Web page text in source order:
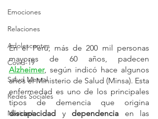
Emociones
Relaciones
Adolescentes
Covid-19
Salud Mental
Redes Sociales
Navidad
En el Perú, más de 200 mil personas
mayores de 60 años, padecen
Alzheimer, según indicó hace algunos
años el Ministerio de Salud (Minsa). Esta
enfermedad es uno de los principales
discapacidad y dependencia en las